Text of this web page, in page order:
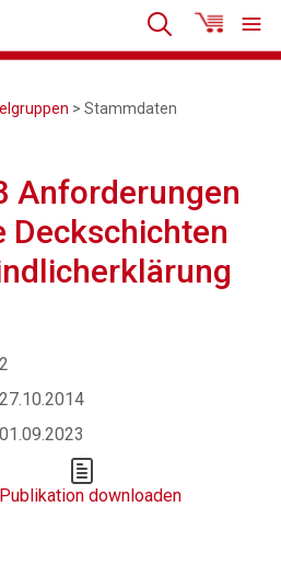
> Stammdaten
Anforderungen
Deckschichten
2
27.10.2014
01.09.2023
Publikation downloaden